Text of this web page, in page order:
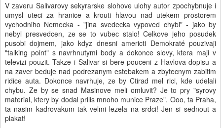
V zaveru Salivarovy sekyrarske slohove ulohy autor zpochybnuje i
umysl uteci za hranice a krouti hlavou nad utekem prostorem
vychodniho Nemecka - "jina svedecka vypoved chybi" - jako by
nebyl presvedcen, ze se to vubec stalo! Celkove jeho posudek
pusobi dojmem, jako kdyz dnesni americti Demokraté pouzivaji
"talking point" s navrhnutymi body a dokonce slovy, ktera maji v
televizi pouzit. Takze i Salivar si bere pouceni z Havlova dopisu a
na zaver beduje nad podrezanym estebakem a zbytecnym zabitim
ridice auta. Dokonce navrhuje, ze by Ctirad mel rici, kde udelali
chybu. Ze by se snad Masinove meli omluvit? Je to pry "syrovy
material, ktery by dodal prilis mnoho munice Praze". Ooo, ta Praha,
ta nasim kadrovakum tak velmi lezela na srdci! Jen si sednout a
plakat!